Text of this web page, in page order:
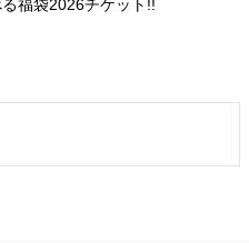
福袋2026チケット!!